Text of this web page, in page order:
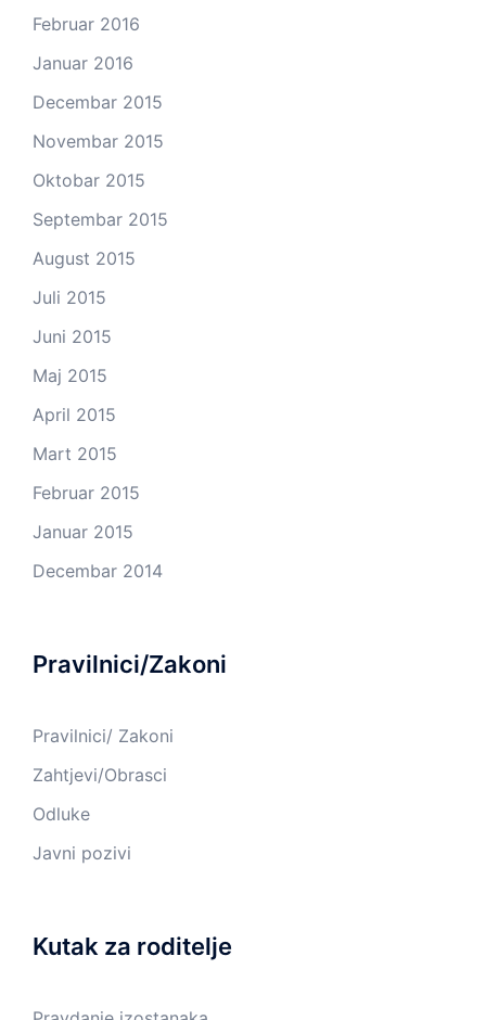
Februar 2016
Januar 2016
Decembar 2015
Novembar 2015
Oktobar 2015
Septembar 2015
August 2015
Juli 2015
Juni 2015
Maj 2015
April 2015
Mart 2015
Februar 2015
Januar 2015
Decembar 2014
Pravilnici/Zakoni
Pravilnici/ Zakoni
Zahtjevi/Obrasci
Odluke
Javni pozivi
Kutak za roditelje